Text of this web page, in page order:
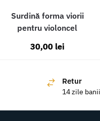
Surdină forma viorii
pentru violoncel
30,00 lei
Retur
14 zile